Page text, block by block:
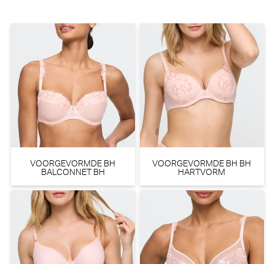
PrimaDonna Twist Mocuto
Hotpants (Italian Acai)
PrimaDonna Twist
€ 40,90
PrimaDonna Montara Beugel
BH (Crystal Pink)
PrimaDonna
€ 74,90
PrimaDonna Twist Dear night
String (Influencer Pink)
PrimaDonna Twist
€ 40,90
PrimaDonna Cala luna Beugel
BH (Blogger Pink)
PrimaDonna
30% korting
110,00 77,00
VOORGEVORMDE BH
BALCONNET BH
VOORGEVORMDE BH BH
HARTVORM